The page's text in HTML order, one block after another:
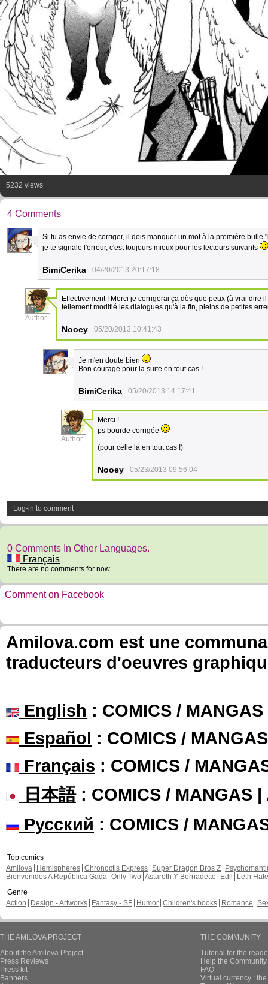
5232 views
4 Comments
32
Si tu as envie de corriger, il dois manquer un mot à la première bulle
je te signale l'erreur, c'est toujours mieux pour les lecteurs suivants
BimiCerika 04/20/2013 20:17:18
17
Author
Effectivement ! Merci je corrigerai ça dès que peux (à vrai dire
tellement modifié les dialogues qu'à la fin, pleins de petites
Nooey 05/20/2013 10:41:43
32
Je m'en doute bien
Bon courage pour la suite en tout cas !
BimiCerika 05/20/2013 14:17:41
17
Author
Merci !
ps bourde corrigée
(pour celle là en tout cas !)
Nooey 05/23/2013 09:56:04
Log-in to comment
0 Comments In Other Languages.
Français
There are no comments for now.
Comment on Facebook
Amilova.com est une
traducteurs d'oeuvres
English : COMICS /
Español : COMICS /
Français : COMICS /
日本語: COMICS / MANGAS |
Русский : COMICS /
Top comics
Amilova
Hemispheres Chronoctis Express Super Dragon Bros Z
Bienvenidos A República Gada Only Two Astaroth Y Bernadette Edil
Leth Hate
Genre
Action
Design - Artworks Fantasy - SF Humor Children's books Romance
THE AMILOVA PROJECT
About the Amilova Project
Press Reviews
Press kit
Banners
THE COMMUNITY
Tutorial for the
Help the
FAQ
Virtual currency :